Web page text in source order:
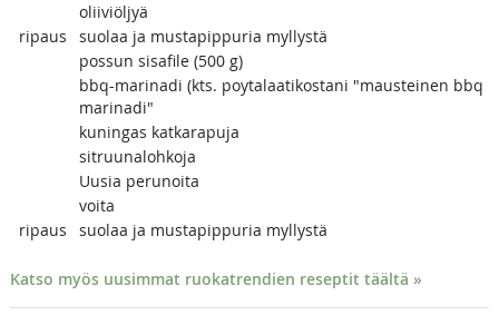
oliiviöljyä
ripaus
suolaa ja mustapippuria myllystä
possun sisafile (500 g)
bbq-marinadi (kts. poytalaatikostani "mausteinen bbq
marinadi"
kuningas katkarapuja
sitruunalohkoja
Uusia perunoita
voita
ripaus
suolaa ja mustapippuria myllystä
Katso myös uusimmat ruokatrendien reseptit täältä »